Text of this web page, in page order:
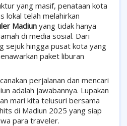
yang masif, penataan kota
lokal telah melahirkan
Madiun yang tidak hanya
di media sosial. Dari
sejuk hingga pusat kota yang
paket liburan
perjalanan dan mencari
adalah jawabannya. Lupakan
mari kita telusuri bersama
di Madiun 2025 yang siap
para traveler.